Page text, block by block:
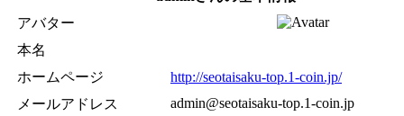
アバター
本名
ホームページ
http://seotaisaku-top.1-coin.jp/
メールアドレス
admin@seotaisaku-top.1-coin.jp